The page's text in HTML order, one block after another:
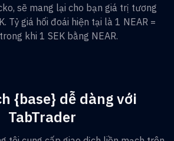
sẽ mang lại cho bạn giá trị tương
. Tỷ giá hối đoái hiện tại là 1 NEAR =
khi 1 SEK bằng NEAR.
{base} dễ dàng với
TabTrader